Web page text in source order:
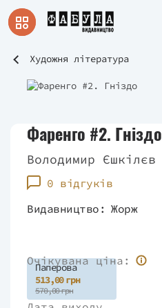
Художня література
Фаренго #2. Гніздо
Володимир Єшкілєв
0 відгуків
Видавництво: Жорж
Очікувана ціна:
Паперова
513,00 грн
570,00 грн